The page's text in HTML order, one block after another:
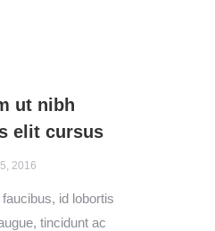
ut nibh
elit cursus
2016
id lobortis
tincidunt ac